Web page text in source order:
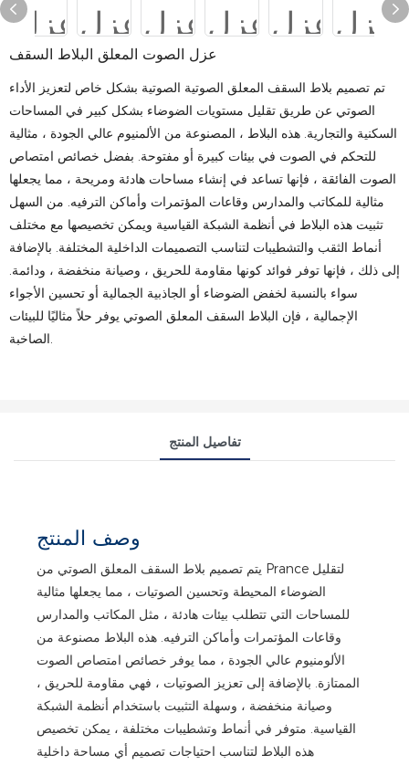
عزل الصوت المعلق البلاط السقف
تم تصميم بلاط السقف المعلق الصوتية الصوتية بشكل خاص لتعزيز الأداء
الصوتي عن طريق تقليل مستويات الضوضاء بشكل كبير في المساحات
السكنية والتجارية. هذه البلاط ، المصنوعة من الألمنيوم عالي الجودة ، مثالية
للتحكم في الصوت في بيئات كبيرة أو مفتوحة. بفضل خصائص امتصاص
الصوت الفائقة ، فإنها تساعد في إنشاء مساحات هادئة ومريحة ، مما يجعلها
مثالية للمكاتب والمدارس وقاعات المؤتمرات وأماكن الترفيه. من السهل
تثبيت هذه البلاط في أنظمة الشبكة القياسية ويمكن تخصيصها مع مختلف
أنماط الثقب والتشطيبات لتناسب التصميمات الداخلية المختلفة. بالإضافة
إلى ذلك ، فإنها توفر فوائد كونها مقاومة للحريق ، وصيانة منخفضة ، ودائمة.
سواء بالنسبة لخفض الضوضاء أو الجاذبية الجمالية أو تحسين الأجواء
الإجمالية ، فإن البلاط السقف المعلق الصوتي يوفر حلاً مثاليًا للبيئات
الصاخبة.
تفاصيل المنتج
وصف المنتج
يتم تصميم بلاط السقف المعلق الصوتي من Prance لتقليل
الضوضاء المحيطة وتحسين الصوتيات ، مما يجعلها مثالية
للمساحات التي تتطلب بيئات هادئة ، مثل المكاتب والمدارس
وقاعات المؤتمرات وأماكن الترفيه. هذه البلاط مصنوعة من
الألومنيوم عالي الجودة ، مما يوفر خصائص امتصاص الصوت
الممتازة. بالإضافة إلى تعزيز الصوتيات ، فهي مقاومة للحريق ،
وصيانة منخفضة ، وسهلة التثبيت باستخدام أنظمة الشبكة
القياسية. متوفر في أنماط وتشطيبات مختلفة ، يمكن تخصيص